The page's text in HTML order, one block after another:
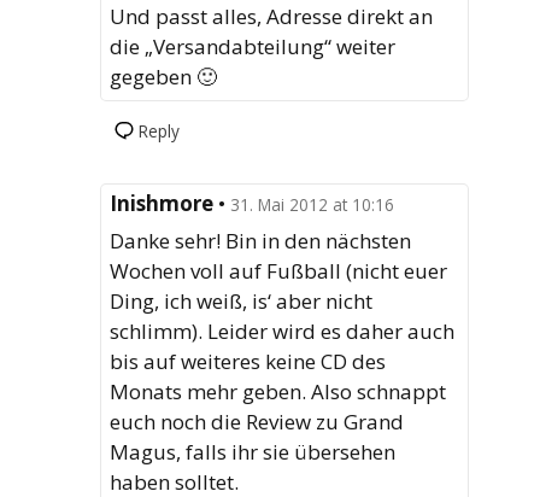
Und passt alles, Adresse direkt an
die „Versandabteilung“ weiter
gegeben 🙂
Reply
Inishmore • 31. Mai 2012 at 10:16
Danke sehr! Bin in den nächsten
Wochen voll auf Fußball (nicht euer
Ding, ich weiß, is‘ aber nicht
schlimm). Leider wird es daher auch
bis auf weiteres keine CD des
Monats mehr geben. Also schnappt
euch noch die Review zu Grand
Magus, falls ihr sie übersehen
haben solltet.